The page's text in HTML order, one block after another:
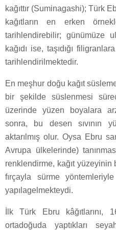
kağıttır (Suminagashi); Türk
kağıtların en erken
tarihlendirebilir; günümüze
kağıdı ise, taşıdığı
tarihlendirilmektedir.
En meşhur doğu kağıt
bir şekilde süslenmesi
üzerinde yüzen boyalara
sonra, bu desen sıvının
aktarılmış olur. Oysa Ebru
Avrupa ülkelerinde)
renklendirme, kağıt yüzeyinin
fırçayla sürme
yapılagelmekteydi.
İlk Türk Ebru kâğıtlarını,
ortadoğuda yaptıkları